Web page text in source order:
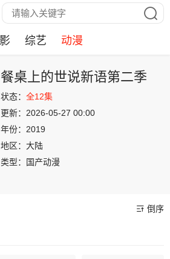
综艺 动漫
餐桌上的世说新语第二季
状态： 全12集
更新： 2026-05-27 00:00
年份： 2019
地区： 大陆
类型：
国产动漫
倒序